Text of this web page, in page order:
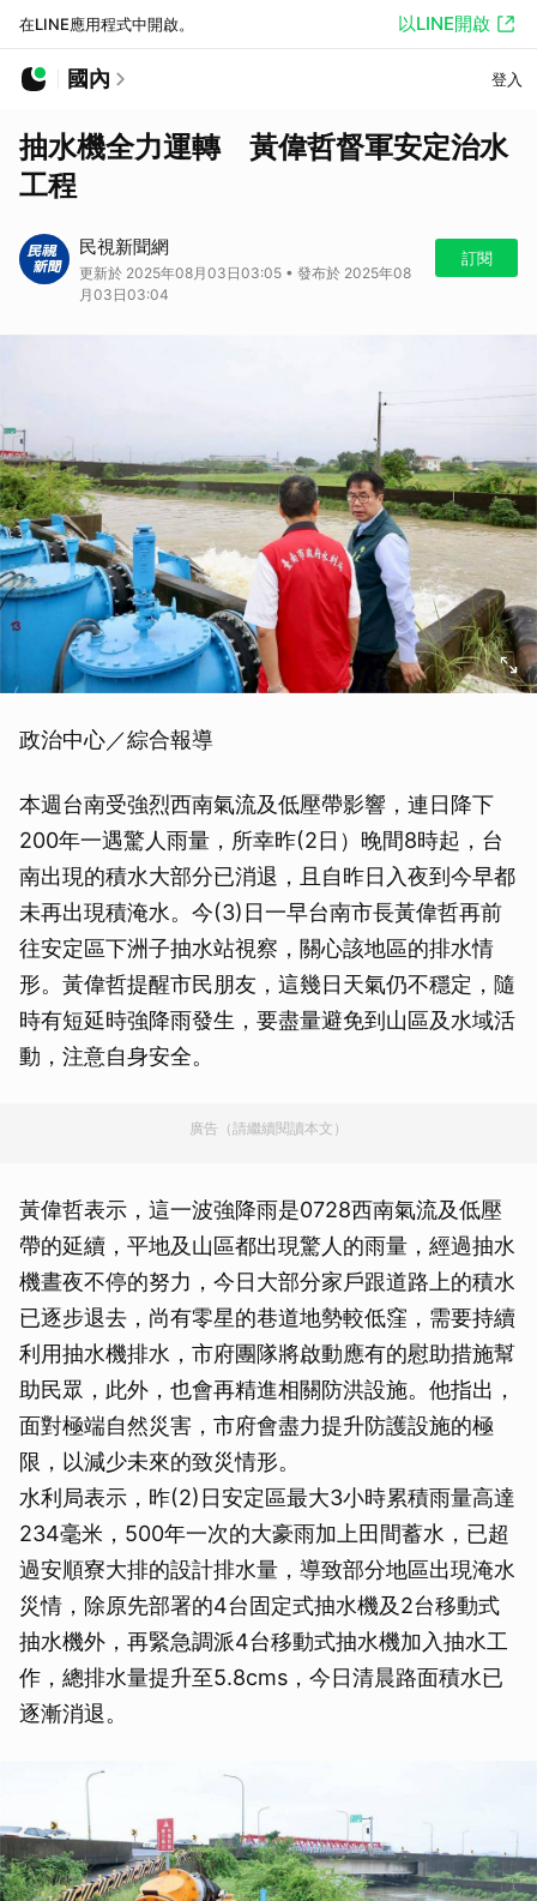
在LINE應用程式中開啟。 以LINE開啟
國內 登入
抽水機全力運轉 黃偉哲督軍安定治水
工程
民視新聞網
更新於 2025年08月03日03:05 • 發布於 2025年08
月03日03:04
訂閱
政治中心／綜合報導
本週台南受強烈西南氣流及低壓帶影響，連日降下
200年一遇驚人雨量，所幸昨(2日）晚間8時起，台
南出現的積水大部分已消退，且自昨日入夜到今早都
未再出現積淹水。今(3)日一早台南市長黃偉哲再前
往安定區下洲子抽水站視察，關心該地區的排水情
形。黃偉哲提醒市民朋友，這幾日天氣仍不穩定，隨
時有短延時強降雨發生，要盡量避免到山區及水域活
動，注意自身安全。
廣告（請繼續閱讀本文）
黃偉哲表示，這一波強降雨是0728西南氣流及低壓
帶的延續，平地及山區都出現驚人的雨量，經過抽水
機晝夜不停的努力，今日大部分家戶跟道路上的積水
已逐步退去，尚有零星的巷道地勢較低窪，需要持續
利用抽水機排水，市府團隊將啟動應有的慰助措施幫
助民眾，此外，也會再精進相關防洪設施。他指出，
面對極端自然災害，市府會盡力提升防護設施的極
限，以減少未來的致災情形。
水利局表示，昨(2)日安定區最大3小時累積雨量高達
234毫米，500年一次的大豪雨加上田間蓄水，已超
過安順寮大排的設計排水量，導致部分地區出現淹水
災情，除原先部署的4台固定式抽水機及2台移動式
抽水機外，再緊急調派4台移動式抽水機加入抽水工
作，總排水量提升至5.8cms，今日清晨路面積水已
逐漸消退。